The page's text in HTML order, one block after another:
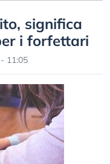
significa
i forfettari
11:05